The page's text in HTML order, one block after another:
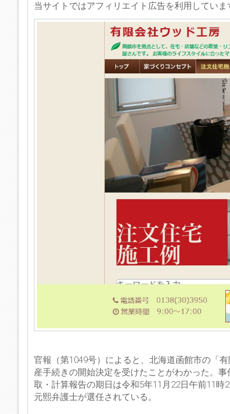
当サイトではアフィリエイト広告を利用していま
官報（第1049号）によると、北海道函館市の「
産手続きの開始決定を受けたことがわかった。
取・計算報告の期日は令和5年11月22日午前11
元熙弁護士が選任されている。